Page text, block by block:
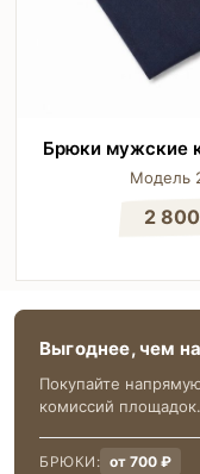
Брюки мужские
Модель
2
Выгоднее, чем
Покупайте
комиссий
БРЮКИ: от 700 ₽